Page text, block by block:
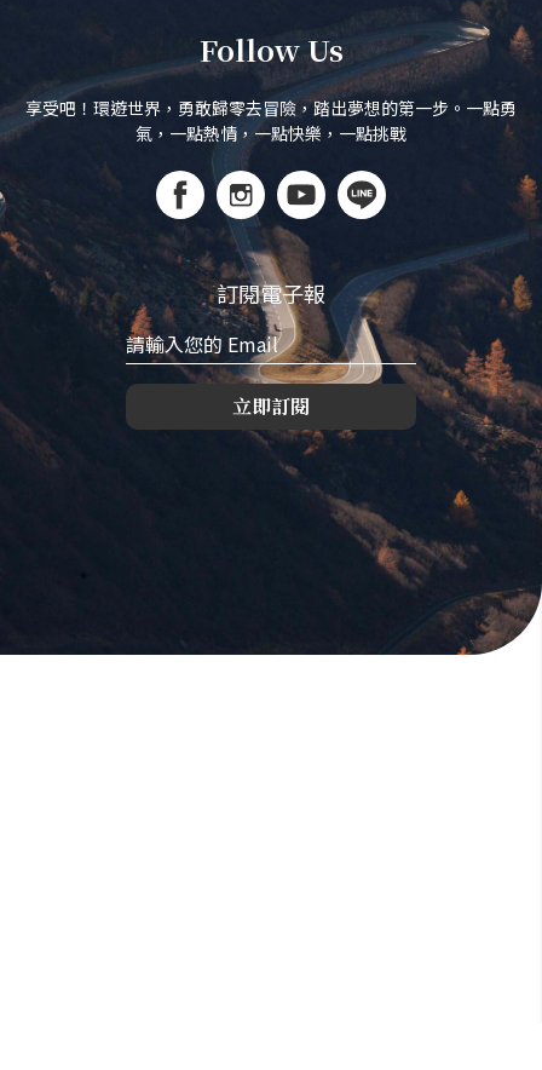
Follow Us
享受吧！環遊世界，勇敢歸零去冒險，踏出夢想的第一步。一點勇
氣，一點熱情，一點快樂，一點挑戰
訂閱電子報
立即訂閱